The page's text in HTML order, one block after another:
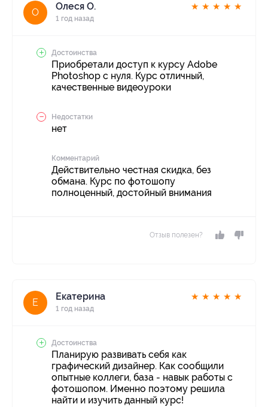
О
Олеся О.
1 год назад
★ ★ ★ ★ ★
Достоинства
Приобретали доступ к курсу Adobe
Photoshop с нуля. Курс отличный,
качественные видеоуроки
Недостатки
нет
Комментарий
Действительно честная скидка, без
обмана. Курс по фотошопу
полноценный, достойный внимания
Отзыв полезен?
Е
Екатерина
1 год назад
★ ★ ★ ★ ★
Достоинства
Планирую развивать себя как
графический дизайнер. Как сообщили
опытные коллеги, база - навык работы с
фотошопом. Именно поэтому решила
найти и изучить данный курс!